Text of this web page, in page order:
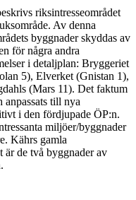
riksintresseområdet
Av denna
byggnader skyddas av
för några andra
i detaljplan: Bryggeriet
5), Elverket (Gnistan 1),
(Mars 11). Det faktum
anpassats till nya
i den fördjupade ÖP:n.
miljöer/byggnader
Kährs gamla
är de två byggnader av